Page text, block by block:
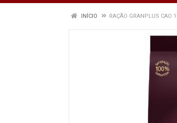
INÍCIO RAÇÃO GRANPLUS CAO